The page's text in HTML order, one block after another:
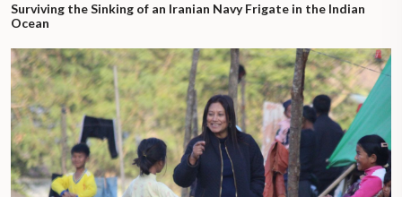
Surviving the Sinking of an Iranian Navy Frigate in the Indian
Ocean